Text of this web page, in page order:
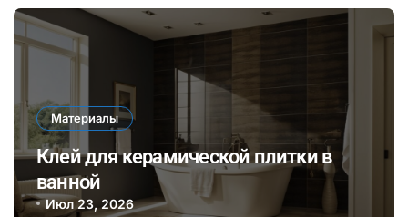
Материалы
Клей для керамической плитки в
ванной
Июл 23, 2026